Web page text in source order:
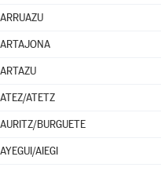
ARRUAZU
ARTAJONA
ARTAZU
ATEZ/ATETZ
AURITZ/BURGUETE
AYEGUI/AIEGI